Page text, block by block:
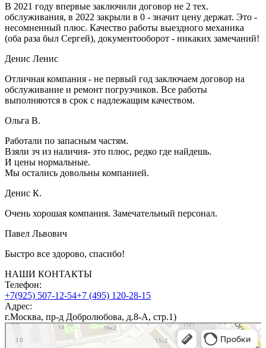
В 2021 году впервые заключили договор не 2 тех.
обслуживания, в 2022 закрыли в 0 - значит цену держат. Это -
несомненный плюс. Качество работы выездного механика
(оба раза был Сергей), документооборот - никаких замечаний!
Денис Ленис
Отличная компания - не первый год заключаем договор на
обслуживание и ремонт погрузчиков. Все работы
выполняются в срок с надлежащим качеством.
Ольга В.
Работали по запасным частям.
Взяли зч из наличия- это плюс, редко где найдешь.
И цены нормальные.
Мы остались довольны компанией.
Денис К.
Очень хорошая компания. Замечательный персонал.
Павел Львович
Быстро все здорово, спасибо!
НАШИ КОНТАКТЫ
Телефон:
+7(925) 507-12-54+7 (495) 120-28-15
Адрес:
г.Москва, пр-д Добролюбова, д.8-А, стр.1)
Локуст-Центр
Дорожно-строительная техника в Москве
Строительное оборудование и техника в Москве